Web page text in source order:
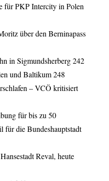
für PKP Intercity in Polen
über den Berninapass
in Sigmundsherberg 242
und Baltikum 248
– VCÖ kritisiert
für bis zu 50
für die Bundeshauptstadt
Reval, heute